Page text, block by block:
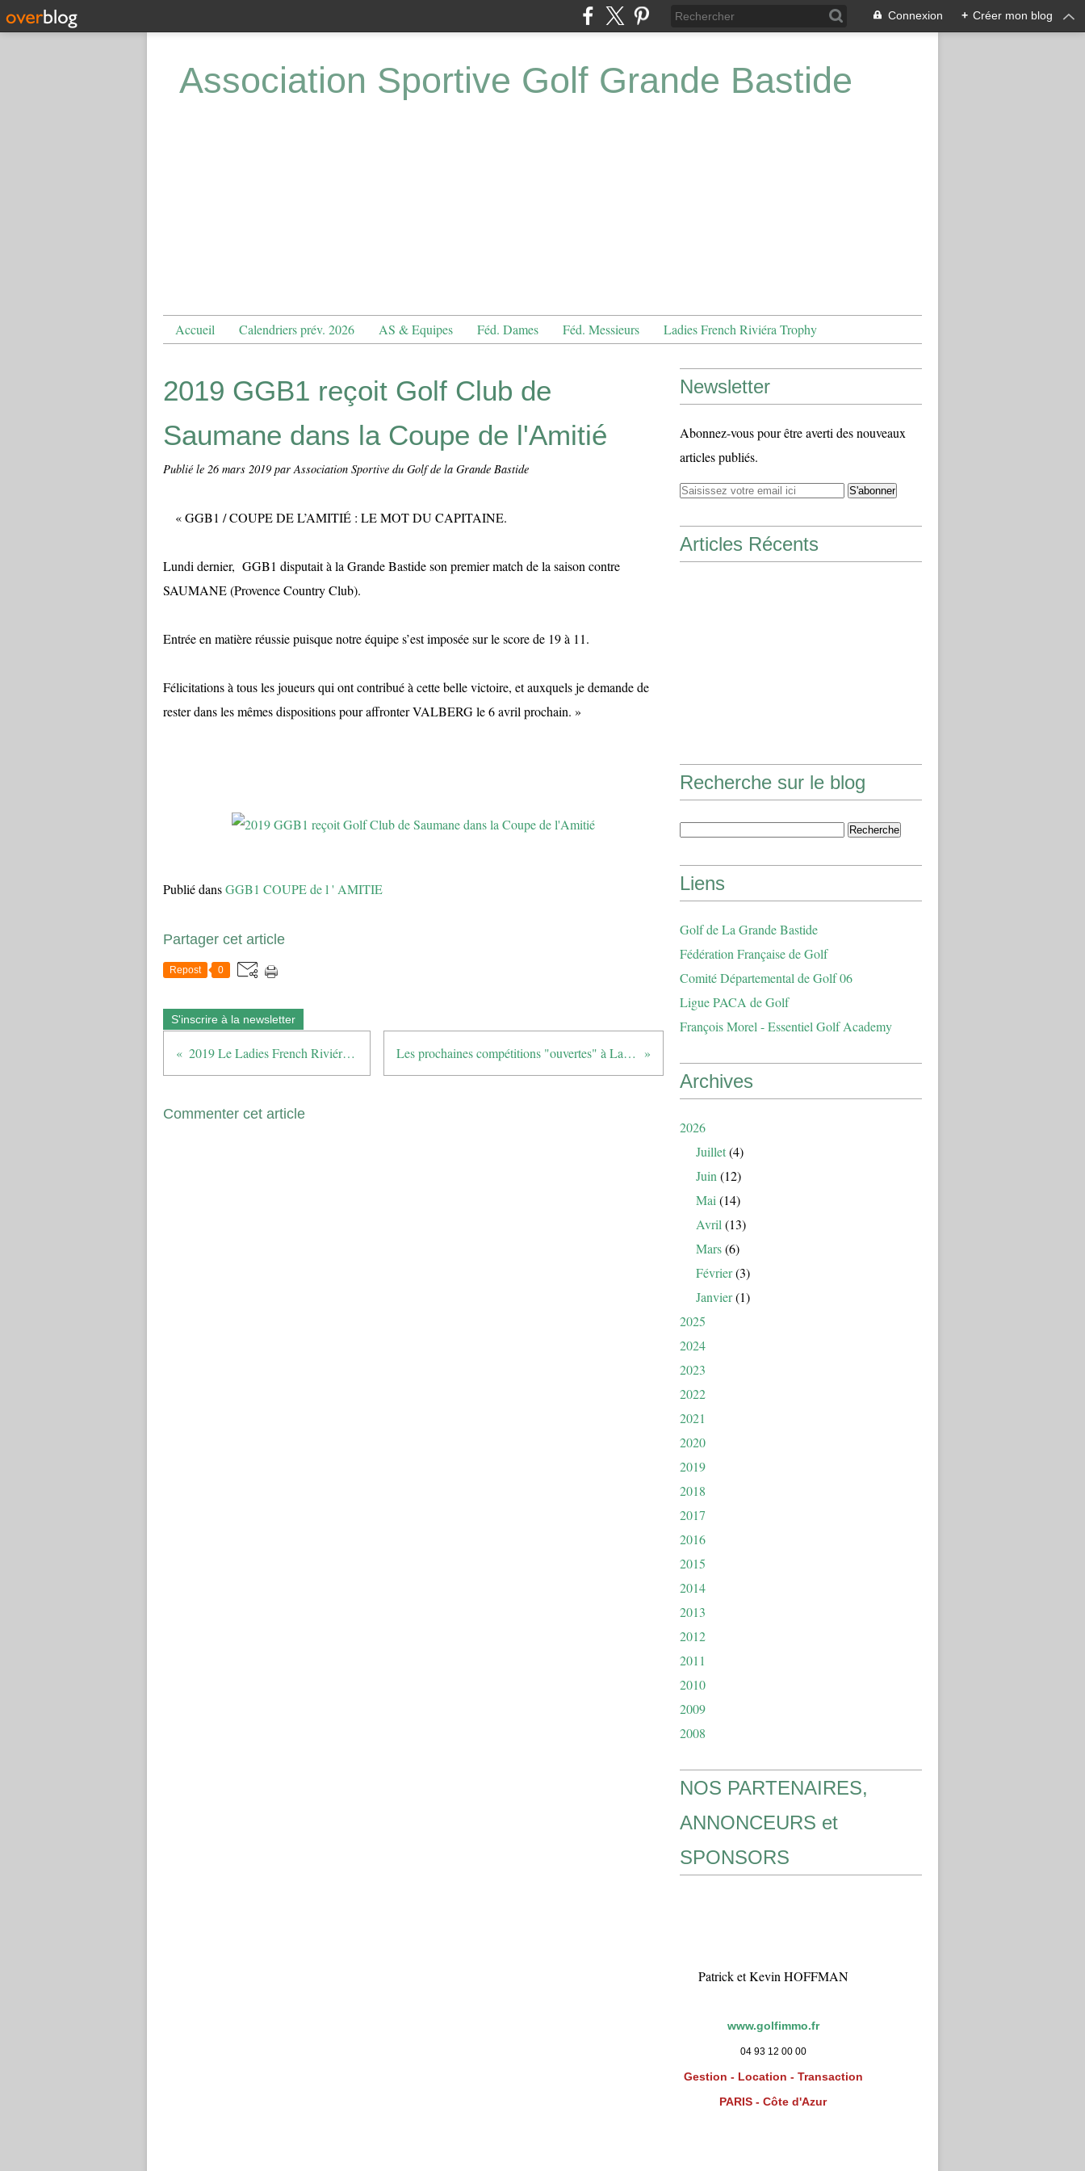
Connexion + Créer mon blog
Association Sportive Golf Grande Bastide
Accueil Calendriers prév. 2026 AS & Equipes Féd. Dames Féd. Messieurs Ladies French Riviéra Trophy
2019 GGB1 reçoit Golf Club de
Saumane dans la Coupe de l'Amitié
Publié le 26 mars 2019 par Association Sportive du Golf de la Grande Bastide
« GGB1 / COUPE DE L’AMITIÉ : LE MOT DU CAPITAINE.
Lundi dernier, GGB1 disputait à la Grande Bastide son premier match de la saison contre
SAUMANE (Provence Country Club).
Entrée en matière réussie puisque notre équipe s’est imposée sur le score de 19 à 11.
Félicitations à tous les joueurs qui ont contribué à cette belle victoire, et auxquels je demande de
rester dans les mêmes dispositions pour affronter VALBERG le 6 avril prochain. »
Publié dansGGB1 COUPE de l ' AMITIE
Partager cet article
Repost 0
S'inscrire à la newsletter
2019 Le Ladies French Riviéra à St Donat Les prochaines compétitions "ouvertes" à La Grande Bastide
Commenter cet article
Newsletter
Abonnez-vous pour être averti des nouveaux
articles publiés.
Articles Récents
Recherche sur le blog
Liens
Golf de La Grande Bastide
Fédération Française de Golf
Comité Départemental de Golf 06
Ligue PACA de Golf
François Morel - Essentiel Golf Academy
Archives
2026
Juillet(4)
Juin (12)
Mai (14)
Avril (13)
Mars(6)
Février(3)
Janvier(1)
2025
2024
2023
2022
2021
2020
2019
2018
2017
2016
2015
2014
2013
2012
2011
2010
2009
2008
NOS PARTENAIRES,
ANNONCEURS et
SPONSORS
Patrick et Kevin HOFFMAN
www.golfimmo.fr
04 93 12 00 00
Gestion - Location - Transaction
PARIS - Côte d'Azur